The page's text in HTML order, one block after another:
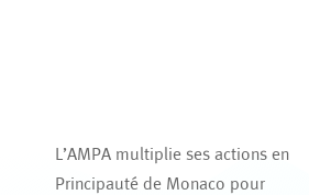
L’AMPA multiplie ses actions en
Principauté de Monaco pour